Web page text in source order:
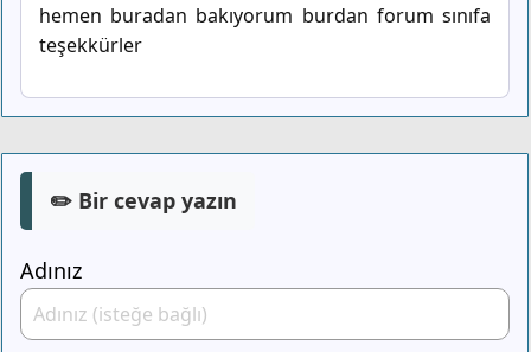
hemen buradan bakıyorum burdan forum sınıfa
teşekkürler
✏️ Bir cevap yazın
Adınız